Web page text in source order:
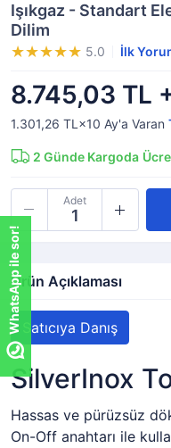
Işıkgaz - Standart
Dilim
5.0 İlk
8.745,03 TL
1.301,26 TL×10 Ay'a Varan
2 Günde Kargoda
Adet
Ürün Açıklaması
Satıcıya Danış
SilverInox
Hassas ve pürüzsüz
On-Off anahtarı ile
WhatsApp ile sor!